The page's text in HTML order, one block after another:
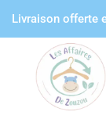
Livraison offerte
Panneau de